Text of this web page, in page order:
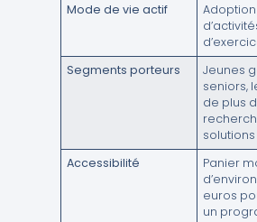
Mode de vie actif
Segments porteurs
Jeunes
seniors,
de plus
Accessibilité
Panier
euros
un